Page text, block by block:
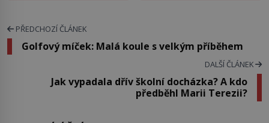
PŘEDCHOZÍ ČLÁNEK
Golfový míček: Malá koule s velkým příběhem
DALŠÍ ČLÁNEK
Jak vypadala dřív školní docházka? A kdo
předběhl Marii Terezii?